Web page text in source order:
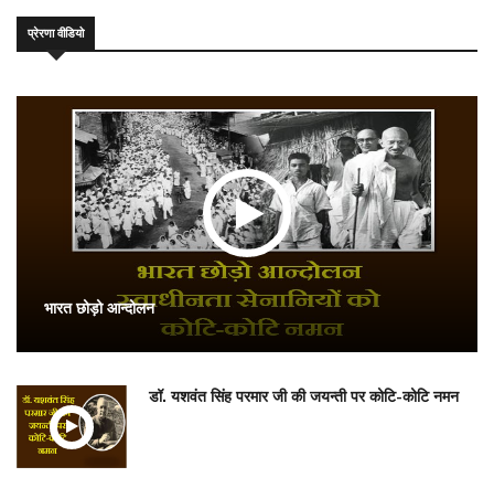
प्रेरणा वीडियो
भारत छोड़ो आन्दोलन
डॉ. यशवंत सिंह परमार जी की जयन्ती पर कोटि-कोटि नमन